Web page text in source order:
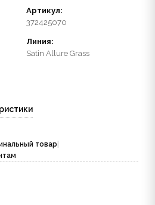
Артикул:
372425070
Линия:
Satin Allure Grass
товар